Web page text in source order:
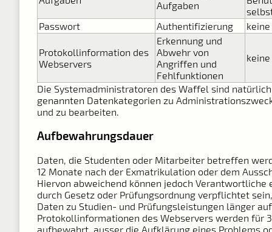
Aufgaben
Passwort
Authentifizierung keine
Protokollinformation des
Webservers
Erkennung und
Abwehr von
Angriffen und
Fehlfunktionen
keine
Die Systemadministratoren des Waffel sind
genannten Datenkategorien zu
und zu bearbeiten.
Aufbewahrungsdauer
Daten, die Studenten oder Mitarbeiter betreffen
12 Monate nach der Exmatrikulation oder dem
Hiervon abweichend können jedoch Verantwortliche
durch Gesetz oder Prüfungsordnung verpflichtet
Daten zu Studien- und Prüfungsleistungen länger
Protokollinformationen des Webservers werden für
aufbewahrt, ausser die Aufklärung eines Problems